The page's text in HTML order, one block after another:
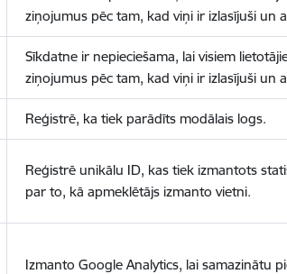
ziņojumus pēc tam, kad viņi ir izlasījuši un
Sīkdatne ir nepieciešama, lai visiem
ziņojumus pēc tam, kad viņi ir izlasījuši un
Reģistrē, ka tiek parādīts modālais logs.
Reģistrē unikālu ID, kas tiek izmantots
par to, kā apmeklētājs izmanto vietni.
Izmanto Google Analytics, lai samazinātu